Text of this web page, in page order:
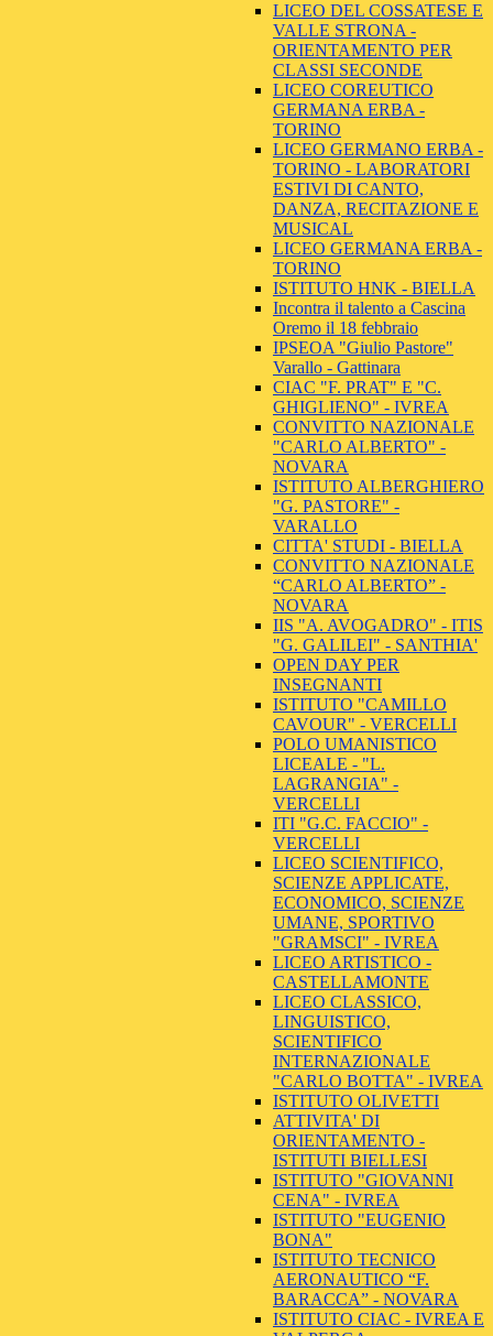
LICEO DEL COSSATESE E
VALLE STRONA -
ORIENTAMENTO PER
CLASSI SECONDE
LICEO COREUTICO
GERMANA ERBA -
TORINO
LICEO GERMANO ERBA -
TORINO - LABORATORI
ESTIVI DI CANTO,
DANZA, RECITAZIONE E
MUSICAL
LICEO GERMANA ERBA -
TORINO
ISTITUTO HNK - BIELLA
Incontra il talento a Cascina
Oremo il 18 febbraio
IPSEOA "Giulio Pastore"
Varallo - Gattinara
CIAC "F. PRAT" E "C.
GHIGLIENO" - IVREA
CONVITTO NAZIONALE
"CARLO ALBERTO" -
NOVARA
ISTITUTO ALBERGHIERO
"G. PASTORE" -
VARALLO
CITTA' STUDI - BIELLA
CONVITTO NAZIONALE
“CARLO ALBERTO” -
NOVARA
IIS "A. AVOGADRO" - ITIS
"G. GALILEI" - SANTHIA'
OPEN DAY PER
INSEGNANTI
ISTITUTO "CAMILLO
CAVOUR" - VERCELLI
POLO UMANISTICO
LICEALE - "L.
LAGRANGIA" -
VERCELLI
ITI "G.C. FACCIO" -
VERCELLI
LICEO SCIENTIFICO,
SCIENZE APPLICATE,
ECONOMICO, SCIENZE
UMANE, SPORTIVO
"GRAMSCI" - IVREA
LICEO ARTISTICO -
CASTELLAMONTE
LICEO CLASSICO,
LINGUISTICO,
SCIENTIFICO
INTERNAZIONALE
"CARLO BOTTA" - IVREA
ISTITUTO OLIVETTI
ATTIVITA' DI
ORIENTAMENTO -
ISTITUTI BIELLESI
ISTITUTO "GIOVANNI
CENA" - IVREA
ISTITUTO "EUGENIO
BONA"
ISTITUTO TECNICO
AERONAUTICO “F.
BARACCA” - NOVARA
ISTITUTO CIAC - IVREA E